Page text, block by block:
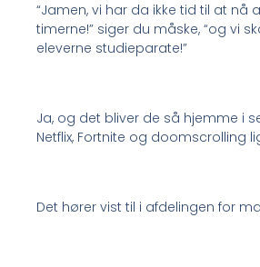
“Jamen, vi har da ikke tid til at nå
timerne!” siger du måske, “og vi
eleverne studieparate!”
Ja, og det bliver de så hjemme i
Netflix, Fortnite og doomscrolling
Det hører vist til i afdelingen for